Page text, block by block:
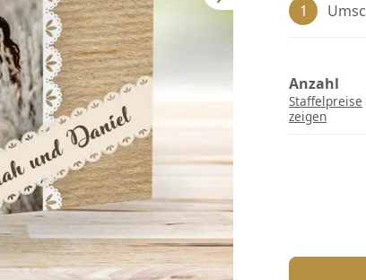
1
Anzahl
Staffelpreise
zeigen